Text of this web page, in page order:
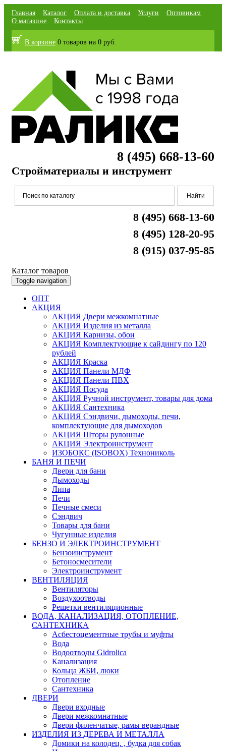
Главная Каталог Оплата и доставка Услуги
Оптовикам
О магазине
Контакты
В корзине 0 товаров на 0 руб.
8 (495) 668-13-60
Стройматериалы и инструмент
8 (495) 668-13-60
8 (495) 128-20-95
8 (915) 037-95-85
Каталог товаров
Toggle navigation
ОПТ
АКЦИЯ
АКЦИЯ Двери межкомнатные
АКЦИЯ Изделия из металла
АКЦИЯ Карнизы, обои
АКЦИЯ Комплектующие к сайдингу по 120
рублей
АКЦИЯ Краска
АКЦИЯ Панели МДФ
АКЦИЯ Панели ПВХ
АКЦИЯ Посуда
АКЦИЯ Ручной инструмент, товары для дома
АКЦИЯ Сантехника
АКЦИЯ Сэндвичи, дымоходы, печи,
комплектующие для дымоходов
АКЦИЯ Шторы рулонные
АКЦИЯ Электроинструмент
ИЗОБОКС (ISOBOX) Технониколь
БАНЯ И ПЕЧИ
Двери для бани
Дымоходы
Липа
Печи
Печные смеси
Сэндвич
Товары для бани
Чугунные изделия
БЕНЗО И ЭЛЕКТРОИНСТРУМЕНТ
Бензоинструмент
Бетоносмесители
Электроинструмент
ВЕНТИЛЯЦИЯ
Вентиляторы
Воздухоотводы
Решетки вентиляционные
ВОДА, КАНАЛИЗАЦИЯ, ОТОПЛЕНИЕ,
САНТЕХНИКА
Асбестоцементные трубы и муфты
Вода
Водоотводы Gidrolica
Канализация
Кольца ЖБИ, люки
Отопление
Сантехника
ДВЕРИ
Двери входные
Двери межкомнатные
Двери филенчатые, рамы верандные
ИЗДЕЛИЯ ИЗ ДЕРЕВА И МЕТАЛЛА
Домики на колодец. , будка для собак